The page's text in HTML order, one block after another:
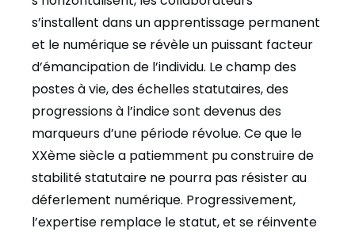
s’installent dans un apprentissage permanent
et le numérique se révèle un puissant facteur
d’émancipation de l’individu. Le champ des
postes à vie, des échelles statutaires, des
progressions à l’indice sont devenus des
marqueurs d’une période révolue. Ce que le
XXème siècle a patiemment pu construire de
stabilité statutaire ne pourra pas résister au
déferlement numérique. Progressivement,
l’expertise remplace le statut, et se réinvente